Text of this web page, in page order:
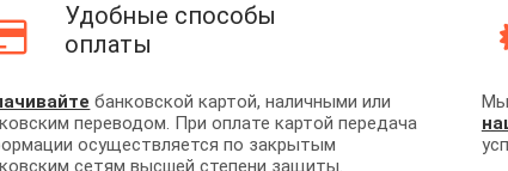
Удобные способы
оплаты
банковской картой, наличными или
переводом. При оплате картой передача
осуществляется по закрытым
сетям высшей степени защиты.
Мы